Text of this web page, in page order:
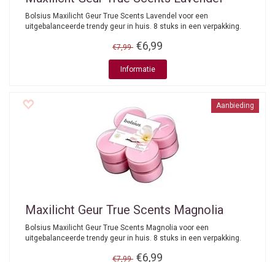
Bolsius Maxilicht Geur True Scents Lavendel voor een
uitgebalanceerde trendy geur in huis. 8 stuks in een verpakking.
€7,99 €6,99
Informatie
Aanbieding
Maxilicht Geur True Scents Magnolia
Bolsius Maxilicht Geur True Scents Magnolia voor een
uitgebalanceerde trendy geur in huis. 8 stuks in een verpakking.
€7,99 €6,99